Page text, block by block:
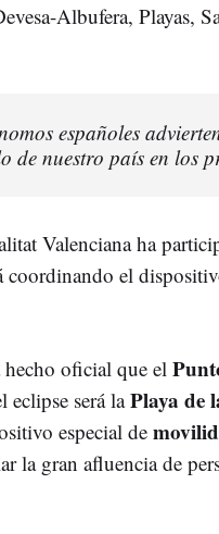
Albufera, Playas,
españoles
de nuestro país en los
Valenciana ha
coordinando el
oficial que el
eclipse será laPlaya de
especial de
la gran afluencia de